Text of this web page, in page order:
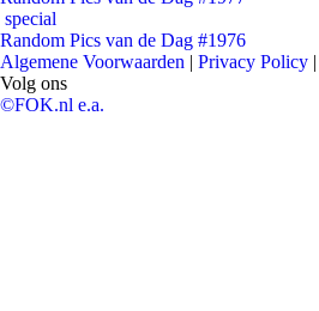
special
Random Pics van de Dag #1976
Algemene Voorwaarden | Privacy Policy |
Volg ons
©FOK.nl e.a.